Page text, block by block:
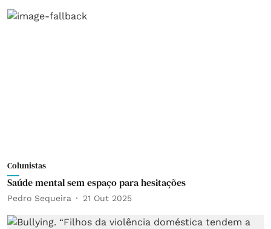
Colunistas
Saúde mental sem espaço para hesitações
Pedro Sequeira 21 Out 2025